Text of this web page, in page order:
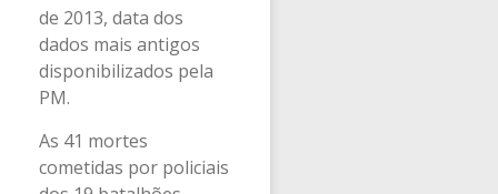
de 2013, data dos
dados mais antigos
disponibilizados pela
PM.
As 41 mortes
cometidas por policiais